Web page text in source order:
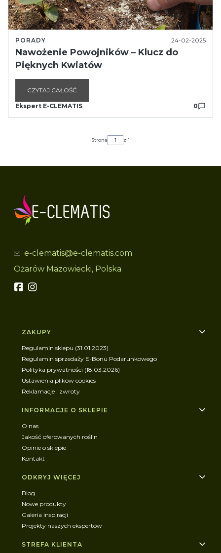
PORADY 24-02-2025
Nawożenie Powojników – Klucz do
Pięknych Kwiatów
CZYTAJ CAŁOŚĆ
Ekspert E-CLEMATIS 0
Strona z 1
e-clematis@e-clematis.com
Ożarów Mazowiecki, Polska
Linki w stopce
ZAKUPY
Regulamin sklepu (31.01.2023)
Regulamin sprzedaży E-Bonu Podarunkowego
Polityka prywatności (18.03.2026)
Ustawienia plików cookies
Reklamacje i zwroty
INFORMACJE O SKLEPIE
O nas
Jakość oferowanych roślin
Opinie o sklepie
Kontakt
ODKRYJ WIĘCEJ
Blog
Nowe produkty
Galeria inspiracji
Projekty naszych ekspertów
STREFA KLIENTA